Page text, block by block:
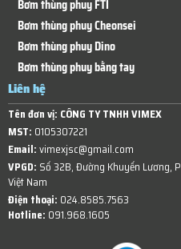
Bơm thùng phuy FTI
Bơm thùng phuy Cheonsei
Bơm thùng phuy Dino
Bơm thùng phuy bằng tay
Liên hệ
Tên đơn vị: CÔNG TY TNHH VIMEX
MST: 0105307221
Email:vimexjsc@gmail.com
VPGD: Số 32B, Đường Khuyến Lương,
Việt Nam
Điện thoại: 024.8585.7563
Hotline: 091.968.1605